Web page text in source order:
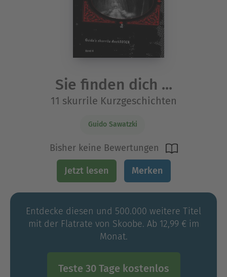
Sie finden dich ...
11 skurrile Kurzgeschichten
Guido Sawatzki
Bisher keine Bewertungen
Jetzt lesen Merken
Entdecke diesen und 500.000 weitere Titel
mit der Flatrate von Skoobe. Ab 12,99 € im
Monat.
Teste 30 Tage kostenlos